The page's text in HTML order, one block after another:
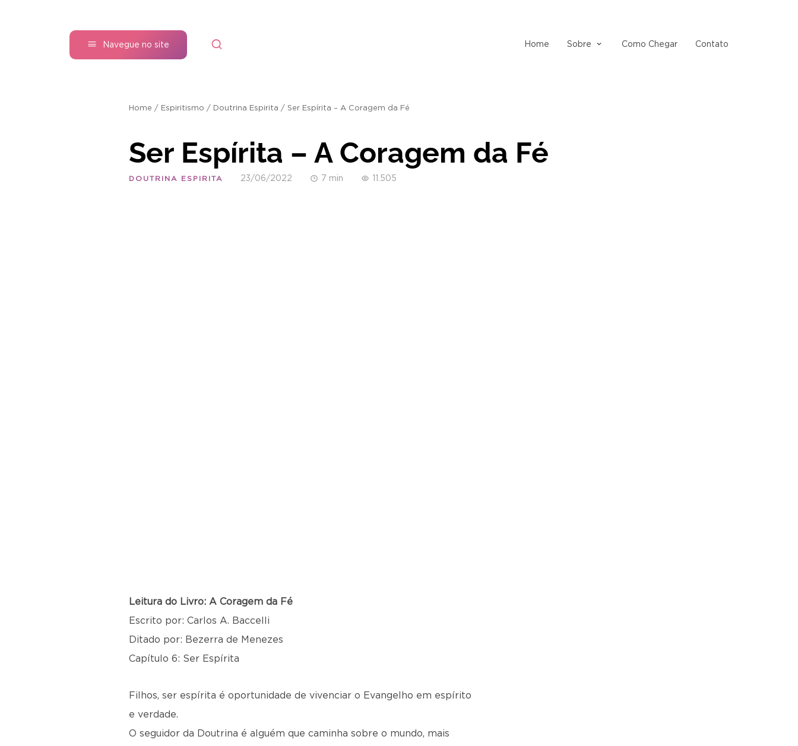
Navegue no site Home Sobre Como Chegar Contato
Home / Espiritismo / Doutrina Espirita / Ser Espírita – A Coragem da Fé
Ser Espírita – A Coragem da Fé
DOUTRINA ESPIRITA 23/06/2022 7 min 11.505
Leitura do Livro: A Coragem da Fé
Escrito por: Carlos A. Baccelli
Ditado por: Bezerra de Menezes
Capítulo 6: Ser Espírita
Filhos, ser espírita é oportunidade de vivenciar o Evangelho em espírito
e verdade.
O seguidor da Doutrina é alguém que caminha sobre o mundo, mais